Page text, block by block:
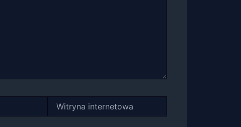
internetowa